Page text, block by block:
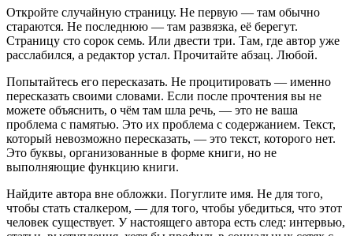
Откройте случайную страницу. Не первую — там обычно
стараются. Не последнюю — там развязка, её берегут.
Страницу сто сорок семь. Или двести три. Там, где автор уже
расслабился, а редактор устал. Прочитайте абзац. Любой.
Попытайтесь его пересказать. Не процитировать — именно
пересказать своими словами. Если после прочтения вы не
можете объяснить, о чём там шла речь, — это не ваша
проблема с памятью. Это их проблема с содержанием. Текст,
который невозможно пересказать, — это текст, которого нет.
Это буквы, организованные в форме книги, но не
выполняющие функцию книги.
Найдите автора вне обложки. Погуглите имя. Не для того,
чтобы стать сталкером, — для того, чтобы убедиться, что этот
человек существует. У настоящего автора есть след: интервью,